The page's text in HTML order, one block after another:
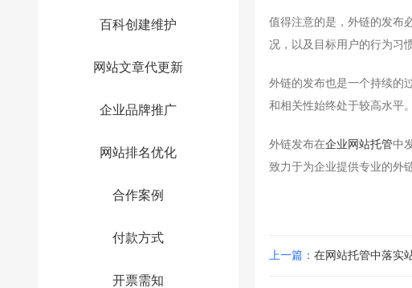
百科创建维护
网站文章代更新
企业品牌推广
网站排名优化
合作案例
付款方式
开票需知
值得注意的是，外链的发布
况，以及目标用户的行为习
外链的发布也是一个持续的
和相关性始终处于较高水平
外链发布在企业网站托管中
致力于为企业提供专业的外
上一篇： 在网站托管中落实